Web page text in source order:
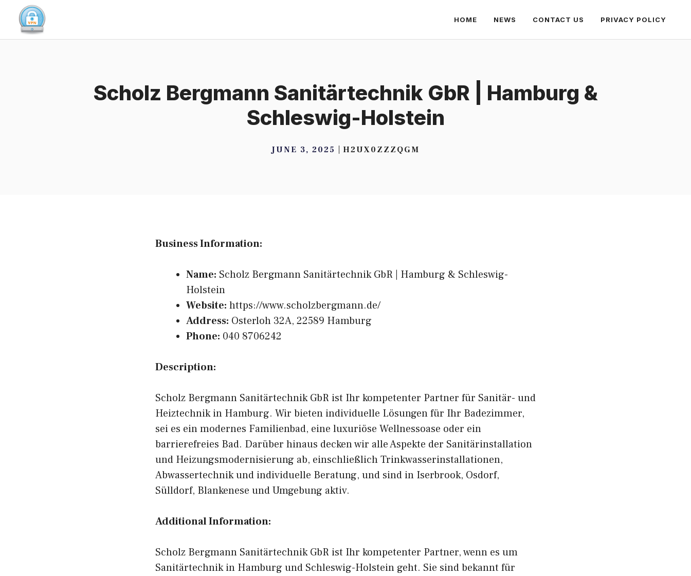
content
HOME NEWS CONTACT US PRIVACY POLICY
Scholz Bergmann Sanitärtechnik GbR | Hamburg &
Schleswig-Holstein
JUNE 3, 2025 H2UX0ZZZQGM
Business Information:
Name: Scholz Bergmann Sanitärtechnik GbR | Hamburg & Schleswig-
Holstein
Website: https://www.scholzbergmann.de/
Address: Osterloh 32A, 22589 Hamburg
Phone: 040 8706242
Description:
Scholz Bergmann Sanitärtechnik GbR ist Ihr kompetenter Partner für Sanitär- und
Heiztechnik in Hamburg. Wir bieten individuelle Lösungen für Ihr Badezimmer,
sei es ein modernes Familienbad, eine luxuriöse Wellnessoase oder ein
barrierefreies Bad. Darüber hinaus decken wir alle Aspekte der Sanitärinstallation
und Heizungsmodernisierung ab, einschließlich Trinkwasserinstallationen,
Abwassertechnik und individuelle Beratung, und sind in Iserbrook, Osdorf,
Sülldorf, Blankenese und Umgebung aktiv.
Additional Information:
Scholz Bergmann Sanitärtechnik GbR ist Ihr kompetenter Partner, wenn es um
Sanitärtechnik in Hamburg und Schleswig-Holstein geht. Sie sind bekannt für